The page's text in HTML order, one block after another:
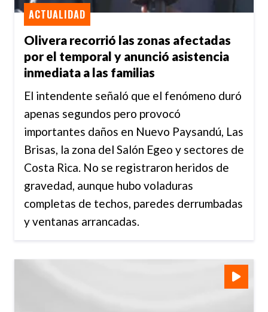
Olivera recorrió las zonas afectadas
por el temporal y anunció asistencia
inmediata a las familias
ACTUALIDAD
El intendente señaló que el fenómeno duró
apenas segundos pero provocó
importantes daños en Nuevo Paysandú, Las
Brisas, la zona del Salón Egeo y sectores de
Costa Rica. No se registraron heridos de
gravedad, aunque hubo voladuras
completas de techos, paredes derrumbadas
y ventanas arrancadas.